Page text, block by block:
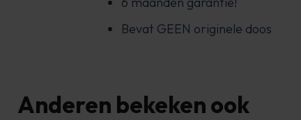
Bevat GEEN originele doos
Anderen bekeken ook